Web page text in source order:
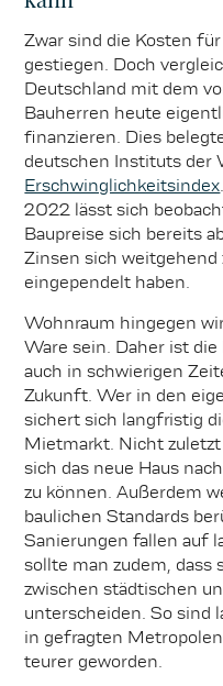
Zwar sind die Kosten
gestiegen. Doch
Deutschland mit dem
Bauherren heute
finanzieren. Dies
deutschen Instituts der
Erschwinglichkeitsindex
2022 lässt sich
Baupreise sich bereits
Zinsen sich
eingependelt haben.
Wohnraum hingegen
Ware sein. Daher ist
auch in schwierigen
Zukunft. Wer in den
sichert sich langfristig
Mietmarkt. Nicht
sich das neue Haus
zu können. Außerdem
baulichen Standards
Sanierungen fallen auf
sollte man zudem, dass
zwischen städtischen
unterscheiden. So sind
in gefragten
teurer geworden.